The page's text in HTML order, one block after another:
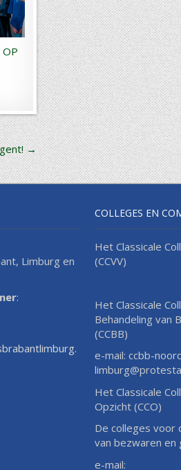
OP
→
Limburg en
:
COLLEGES EN
Het Classicale
(CCVV)
Het Classicale
Behandeling van
(CCBB)
e-mail: ccbb-
Het Classicale
Opzicht (CCO)
De colleges voor
van bezwaren en
e-mail: